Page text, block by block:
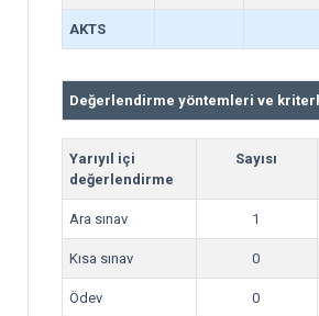
AKTS
Değerlendirme yöntemleri ve
Yarıyıl içi
değerlendirme
Sayısı
Ara sınav 1
Kısa sınav 0
Ödev 0